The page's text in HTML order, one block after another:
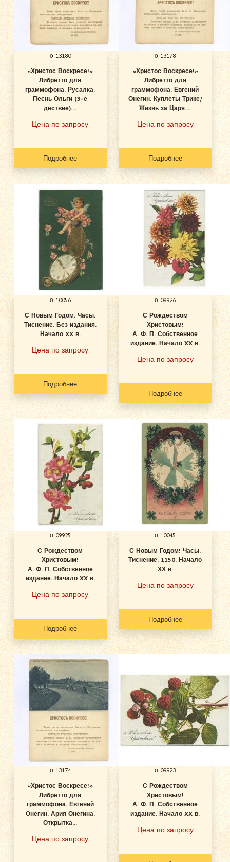
о 13180
«Христос Воскресе!»
Либретто для
граммофона. Русалка.
Песнь Ольги (3-е
дествие)....
Цена по запросу
Подробнее
о 13178
«Христос Воскресе!»
Либретто для
граммофона. Евгений
Онегин. Куплеты Трике/
Жизнь за Царя....
Цена по запросу
Подробнее
о 10056
С Новым Годом. Часы.
Тиснение. Без издания.
Начало XX в.
Цена по запросу
Подробнее
о 09926
С Рождеством
Христовым!
А. Ф. П. Собственное
издание. Начало XX в.
Цена по запросу
Подробнее
о 09925
С Рождеством
Христовым!
А. Ф. П. Собственное
издание. Начало XX в.
Цена по запросу
Подробнее
о 10045
С Новым Годом! Часы.
Тиснение. 1150. Начало
ХХ в.
Цена по запросу
Подробнее
о 13174
«Христос Воскресе!»
Либретто для
граммофона. Евгений
Онегин. Ария Онегина.
Открытка...
Цена по запросу
о 09923
С Рождеством
Христовым!
А. Ф. П. Собственное
издание. Начало XX в.
Цена по запросу